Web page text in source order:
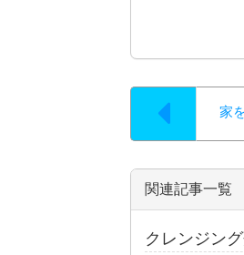
家
関連記事一覧
クレンジン